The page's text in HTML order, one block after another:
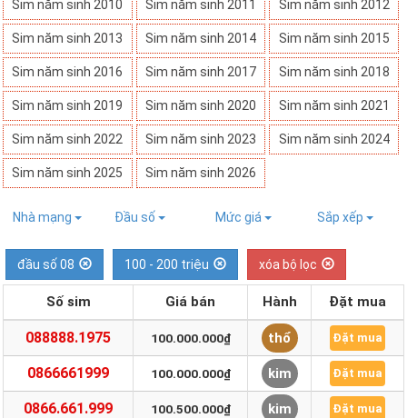
Sim năm sinh 2010 Sim năm sinh 2011 Sim năm sinh 2012
Sim năm sinh 2013 Sim năm sinh 2014 Sim năm sinh 2015
Sim năm sinh 2016 Sim năm sinh 2017 Sim năm sinh 2018
Sim năm sinh 2019 Sim năm sinh 2020 Sim năm sinh 2021
Sim năm sinh 2022 Sim năm sinh 2023 Sim năm sinh 2024
Sim năm sinh 2025 Sim năm sinh 2026
Nhà mạng Đầu số Mức giá Sắp xếp
đầu số 08 100 - 200 triệu xóa bộ lọc
Số sim Giá bán Hành Đặt mua
088888.1975 100.000.000₫ thổ Đặt mua
0866661999 100.000.000₫ kim Đặt mua
0866.661.999 100.500.000₫ kim Đặt mua